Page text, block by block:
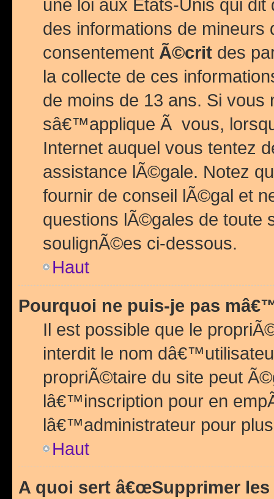
une loi aux Etats-Unis qui
des informations de mineurs
consentement Ã©crit des
la collecte de ces
de moins de 13 ans. Si
sâ€™applique Ã vous,
Internet auquel vous tentez
assistance lÃ©gale. Notez
fournir de conseil lÃ©gal et
questions lÃ©gales de
soulignÃ©es ci-dessous.
Haut
Pourquoi ne puis-je pas
Il est possible que le
interdit le nom
propriÃ©taire du site peut
lâ€™inscription pour en
lâ€™administrateur pour
Haut
A quoi sert â€œSupprimer les